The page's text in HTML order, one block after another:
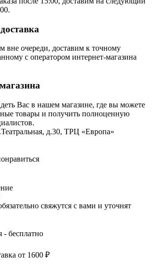
вне очереди, доставим к точному
с оператором интернет-магазина
Вас в нашем магазине, где вы можете
товары и получить полноценную
д.30, ТРЦ «Европа»
свяжутся с вами и уточнят
- бесплатно
от 1600 ₽